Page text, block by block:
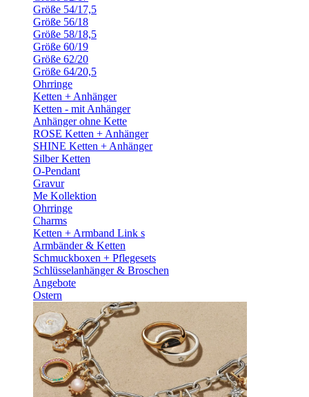
Größe 54/17,5
Größe 56/18
Größe 58/18,5
Größe 60/19
Größe 62/20
Größe 64/20,5
Ohrringe
Ketten + Anhänger
Ketten - mit Anhänger
Anhänger ohne Kette
ROSE Ketten + Anhänger
SHINE Ketten + Anhänger
Silber Ketten
O-Pendant
Gravur
Me Kollektion
Ohrringe
Charms
Ketten + Armband Link s
Armbänder & Ketten
Schmuckboxen + Pflegesets
Schlüsselanhänger & Broschen
Angebote
Ostern